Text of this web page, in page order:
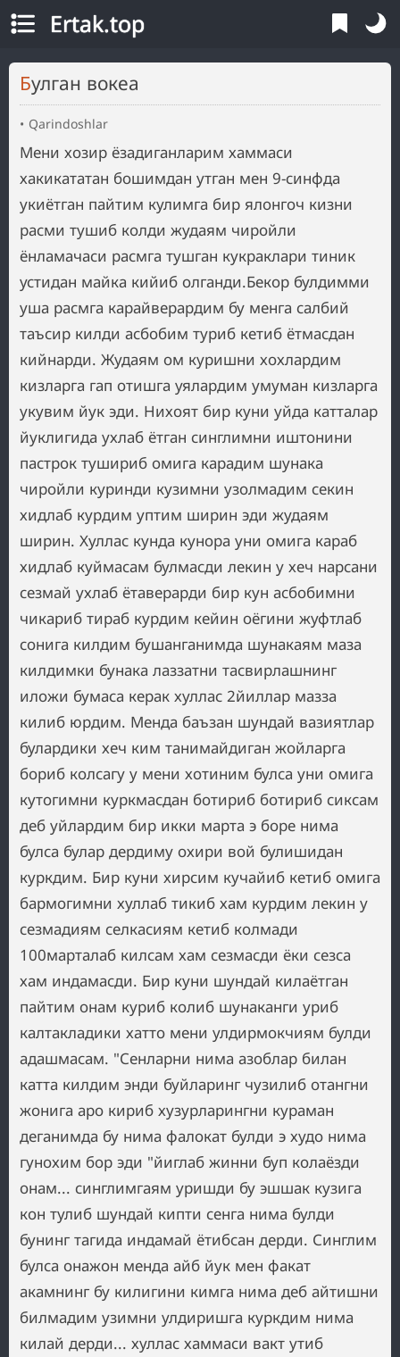
Ertak.top
Булган вокеа
Qarindoshlar
Мени хозир ёзадиганларим хаммаси
хакикататан бошимдан утган мен 9-синфда
укиётган пайтим кулимга бир ялонгоч кизни
расми тушиб колди жудаям чиройли
ёнламачаси расмга тушган кукраклари тиник
устидан майка кийиб олганди.Бекор булдимми
уша расмга карайверардим бу менга салбий
таъсир килди асбобим туриб кетиб ётмасдан
кийнарди. Жудаям ом куришни хохлардим
кизларга гап отишга уялардим умуман кизларга
укувим йук эди. Нихоят бир куни уйда катталар
йуклигида ухлаб ётган синглимни иштонини
пастрок тушириб омига карадим шунака
чиройли куринди кузимни узолмадим секин
хидлаб курдим уптим ширин эди жудаям
ширин. Хуллас кунда кунора уни омига караб
хидлаб куймасам булмасди лекин у хеч нарсани
сезмай ухлаб ётаверарди бир кун асбобимни
чикариб тираб курдим кейин оёгини жуфтлаб
сонига килдим бушанганимда шунакаям маза
килдимки бунака лаззатни тасвирлашнинг
иложи бумаса керак хуллас 2йиллар мазза
килиб юрдим. Менда баъзан шундай вазиятлар
булардики хеч ким танимайдиган жойларга
бориб колсагу у мени хотиним булса уни омига
кутогимни куркмасдан ботириб ботириб сиксам
деб уйлардим бир икки марта э боре нима
булса булар дердиму охири вой булишидан
куркдим. Бир куни хирсим кучайиб кетиб омига
бармогимни хуллаб тикиб хам курдим лекин у
сезмадиям селкасиям кетиб колмади
100марталаб килсам хам сезмасди ёки сезса
хам индамасди. Бир куни шундай килаётган
пайтим онам куриб колиб шунаканги уриб
калтакладики хатто мени улдирмокчиям булди
адашмасам. "Сенларни нима азоблар билан
катта килдим энди буйларинг чузилиб отангни
жонига аро кириб хузурларингни кураман
деганимда бу нима фалокат булди э худо нима
гунохим бор эди "йиглаб жинни буп колаёзди
онам... синглимгаям уришди бу эшшак кузига
кон тулиб шундай кипти сенга нима булди
бунинг тагида индамай ётибсан дерди. Синглим
булса онажон менда айб йук мен факат
акамнинг бу килигини кимга нима деб айтишни
билмадим узимни улдиришга куркдим нима
килай дерди... хуллас хаммаси вакт утиб